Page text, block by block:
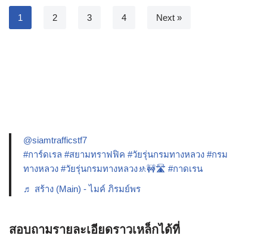
1 2 3 4 Next »
@siamtrafficstf7
#การ์ดเรล #สยามทราฟฟิค #วัยรุ่นกรมทางหลวง #กรม
ทางหลวง #วัยรุ่นกรมทางหลวง🚸🚧🛣️ #กาดเรน
♬ สร้าง (Main) - ไมค์ ภิรมย์พร
สอบถามรายละเอียดราวเหล็กได้ที่